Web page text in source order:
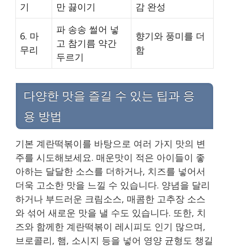
기
만 끓이기
감 완성
6. 마
무리
파 송송 썰어 넣
고 참기름 약간
두르기
향기와 풍미를 더
함
다양한 맛을 즐길 수 있는 팁과 응
용 방법
기본 계란떡볶이를 바탕으로 여러 가지 맛의 변
주를 시도해보세요. 매운맛이 적은 아이들이 좋
아하는 달달한 소스를 더하거나, 치즈를 넣어서
더욱 고소한 맛을 느낄 수 있습니다. 양념을 달리
하거나 부드러운 크림소스, 매콤한 고추장 소스
와 섞어 새로운 맛을 낼 수도 있습니다. 또한, 치
즈와 함께한 계란떡볶이 레시피도 인기 많으며,
브로콜리, 햄, 소시지 등을 넣어 영양 균형도 챙길